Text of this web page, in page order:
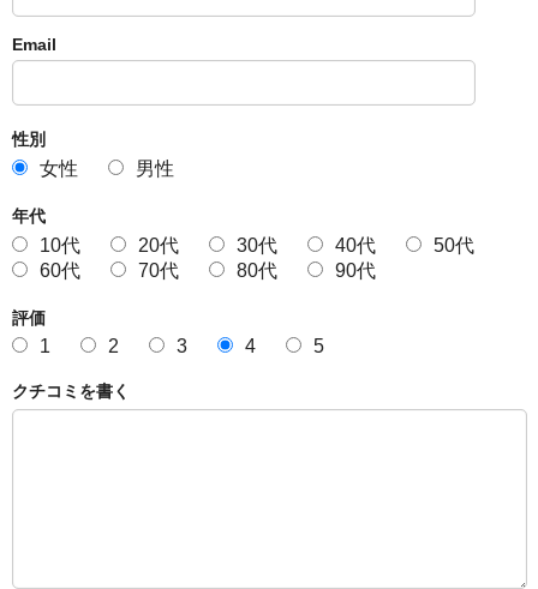
Email
性別
女性 男性
年代
10代 20代 30代 40代
50代
60代
70代 80代 90代
評価
1 2 3 4 5
クチコミを書く